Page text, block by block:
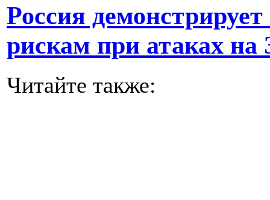
Россия
рискам при атаках
Читайте также: